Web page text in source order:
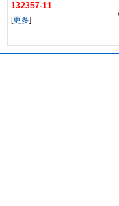
132357-11
[更多]